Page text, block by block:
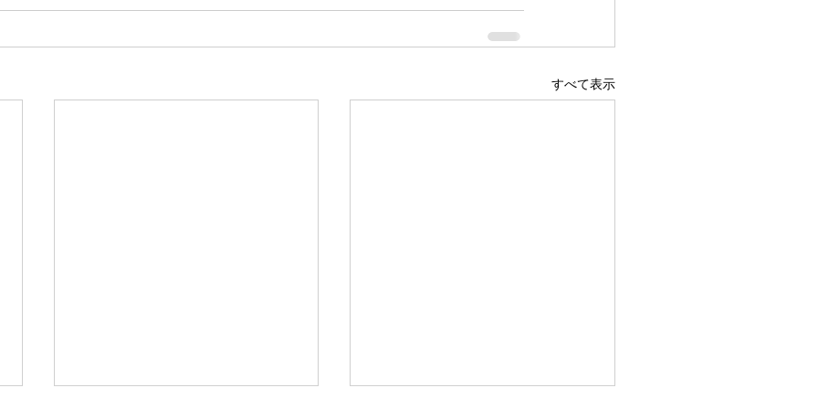
すべて表示